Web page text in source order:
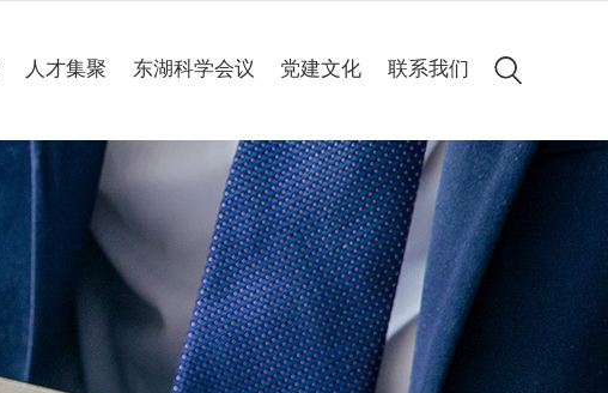
人才集聚 东湖科学会议
会议简介
历届集锦
高清图集
会议聚焦
党建文化
党建动态
专题专栏
联系我们